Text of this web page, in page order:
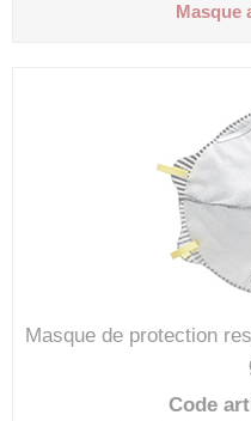
Masque
Masque de protection
Code